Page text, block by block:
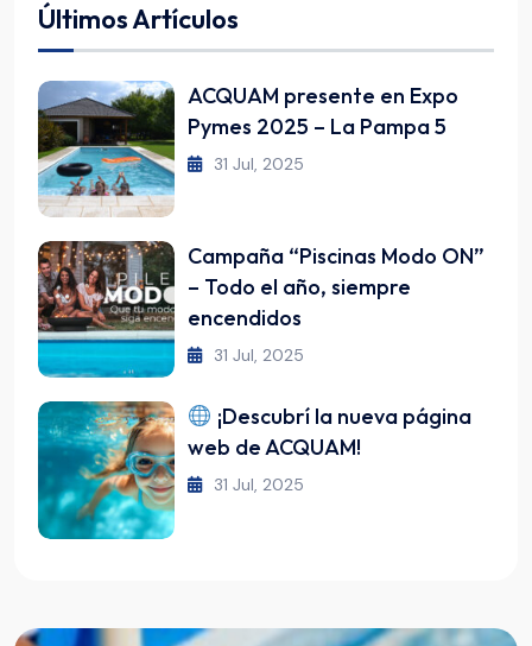
Últimos Artículos
ACQUAM presente en Expo
Pymes 2025 – La Pampa 5
31 Jul, 2025
Campaña “Piscinas Modo ON”
– Todo el año, siempre
encendidos
31 Jul, 2025
¡Descubrí la nueva página
web de ACQUAM!
31 Jul, 2025